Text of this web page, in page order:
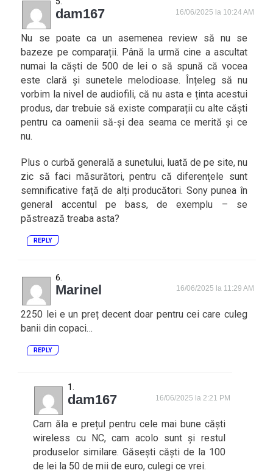
dam167 16/06/2025 la 10:24 AM
Nu se poate ca un asemenea review să nu se
bazeze pe comparații. Până la urmă cine a ascultat
numai la căști de 500 de lei o să spună că vocea
este clară și sunetele melodioase. Înțeleg să nu
vorbim la nivel de audiofili, că nu asta e ținta acestui
produs, dar trebuie să existe comparații cu alte căști
pentru ca oamenii să-și dea seama ce merită și ce
nu.
Plus o curbă generală a sunetului, luată de pe site, nu
zic să faci măsurători, pentru că diferențele sunt
semnificative față de alți producători. Sony punea în
general accentul pe bass, de exemplu – se
păstrează treaba asta?
REPLY
Marinel 16/06/2025 la 11:29 AM
2250 lei e un preț decent doar pentru cei care culeg
banii din copaci…
REPLY
dam167 16/06/2025 la 2:21 PM
Cam ăla e prețul pentru cele mai bune căști
wireless cu NC, cam acolo sunt și restul
produselor similare. Găsești căști de la 100
de lei la 50 de mii de euro, culegi ce vrei.